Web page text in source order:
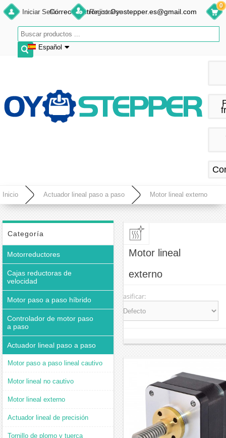
Iniciar Sesión Registrarse
Español
Français
Español
Correo electrónico:Oyostepper.es@gmail.com
0
Inicio Actuador lineal paso a paso Motor lineal externo
Categoría
Motorreductores
Cajas reductoras de
velocidad
Motor paso a paso híbrido
Controlador de motor paso
a paso
Actuador lineal paso a paso
Motor paso a paso lineal cautivo
Motor lineal no cautivo
Motor lineal externo
Actuador lineal de precisión
Tornillo de plomo y tuerca
Motor lineal
externo
Clasificar: